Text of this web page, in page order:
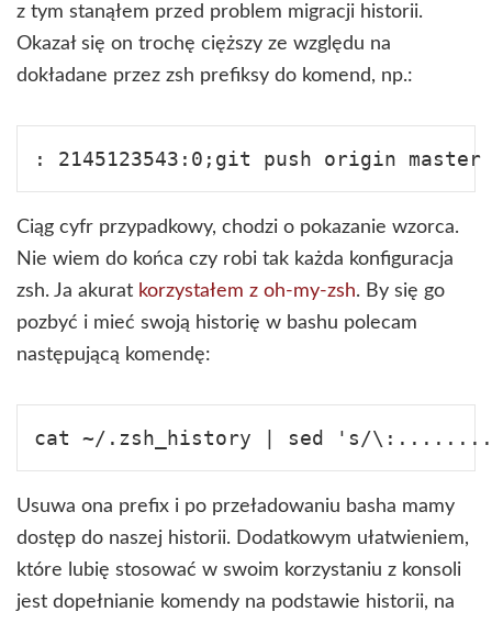
z tym stanąłem przed problem migracji historii.
Okazał się on trochę cięższy ze względu na
dokładane przez zsh prefiksy do komend, np.:
Ciąg cyfr przypadkowy, chodzi o pokazanie wzorca.
Nie wiem do końca czy robi tak każda konfiguracja
zsh. Ja akurat korzystałem z oh-my-zsh. By się go
pozbyć i mieć swoją historię w bashu polecam
następującą komendę:
Usuwa ona prefix i po przeładowaniu basha mamy
dostęp do naszej historii. Dodatkowym ułatwieniem,
które lubię stosować w swoim korzystaniu z konsoli
jest dopełnianie komendy na podstawie historii, na